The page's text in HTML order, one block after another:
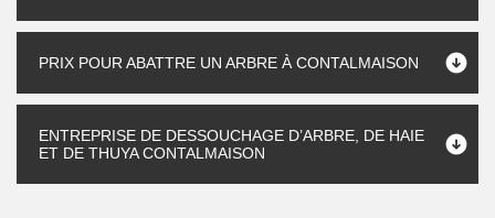
PRIX POUR ABATTRE UN ARBRE À CONTALMAISON
ENTREPRISE DE DESSOUCHAGE D’ARBRE, DE HAIE
ET DE THUYA CONTALMAISON